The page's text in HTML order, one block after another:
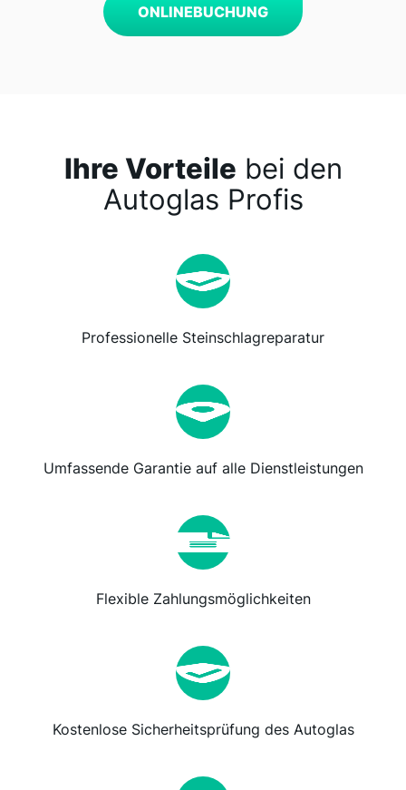
ONLINEBUCHUNG
Ihre Vorteile bei den
Autoglas Profis
Professionelle Steinschlagreparatur
Umfassende Garantie auf alle Dienstleistungen
Flexible Zahlungsmöglichkeiten
Kostenlose Sicherheitsprüfung des Autoglas